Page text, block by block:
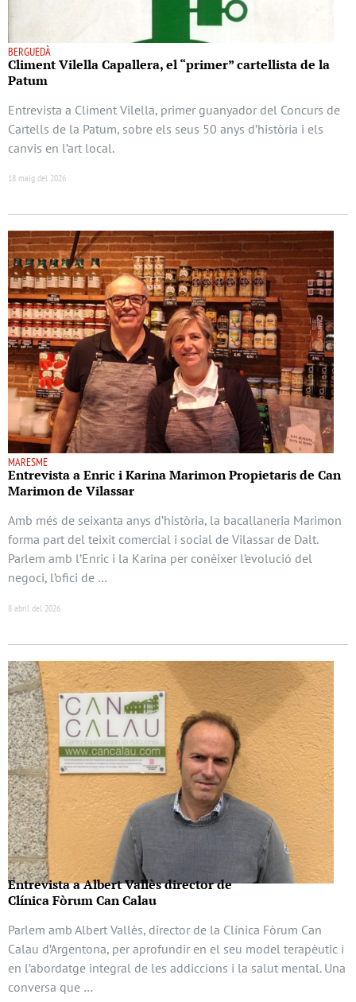
BERGUEDÀ
Climent Vilella Capallera, el “primer” cartellista de la
Patum
Entrevista a Climent Vilella, primer guanyador del Concurs de
Cartells de la Patum, sobre els seus 50 anys d’història i els
canvis en l’art local.
18 maig del 2026
MARESME
Entrevista a Enric i Karina Marimon Propietaris de Can
Marimon de Vilassar
Amb més de seixanta anys d’història, la bacallaneria Marimon
forma part del teixit comercial i social de Vilassar de Dalt.
Parlem amb l’Enric i la Karina per conèixer l’evolució del
negoci, l’ofici de …
8 abril del 2026
Entrevista a Albert Vallès director de
Clínica Fòrum Can Calau
Parlem amb Albert Vallès, director de la Clínica Fòrum Can
Calau d’Argentona, per aprofundir en el seu model terapèutic i
en l’abordatge integral de les addiccions i la salut mental. Una
conversa que …